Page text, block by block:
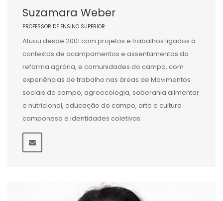
Suzamara Weber
PROFESSOR DE ENSINO SUPERIOR
Atuou desde 2001 com projetos e trabalhos ligados à
contextos de acampamentos e assentamentos da
reforma agrária, e comunidades do campo, com
experiências de trabalho nas áreas de Movimentos
sociais do campo, agroecologia, soberania alimentar
e nutricional, educação do campo, arte e cultura
camponesa e identidades coletivas.